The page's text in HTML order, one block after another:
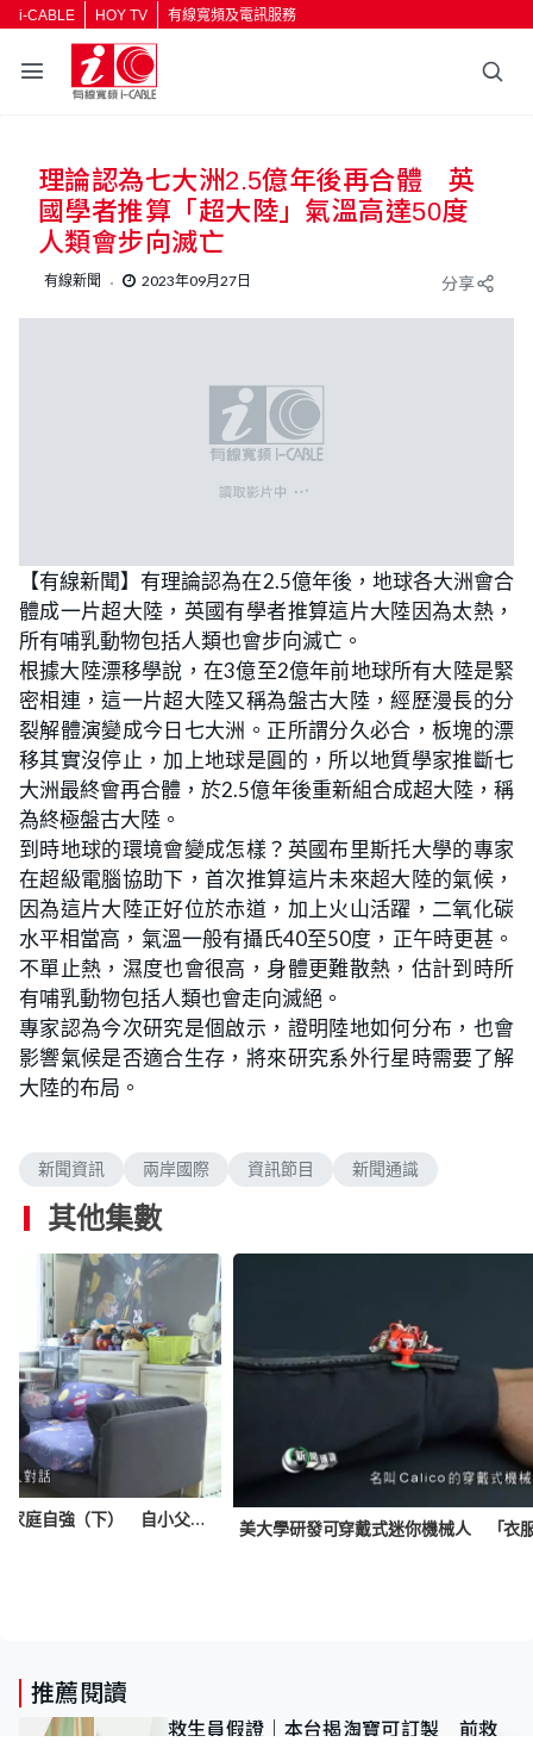
i-CABLE HOY TV 有線寬頻及電訊服務
返回
按輸入鍵開始搜尋
理論認為七大洲2.5億年後再合體 英
國學者推算「超大陸」氣溫高達50度
人類會步向滅亡
有線新聞 2023年09月27日 分享
【有線新聞】有理論認為在2.5億年後，地球各大洲會合
體成一片超大陸，英國有學者推算這片大陸因為太熱，
所有哺乳動物包括人類也會步向滅亡。
根據大陸漂移學說，在3億至2億年前地球所有大陸是緊
密相連，這一片超大陸又稱為盤古大陸，經歷漫長的分
裂解體演變成今日七大洲。正所謂分久必合，板塊的漂
移其實沒停止，加上地球是圓的，所以地質學家推斷七
大洲最終會再合體，於2.5億年後重新組合成超大陸，稱
為終極盤古大陸。
到時地球的環境會變成怎樣？英國布里斯托大學的專家
在超級電腦協助下，首次推算這片未來超大陸的氣候，
因為這片大陸正好位於赤道，加上火山活躍，二氧化碳
水平相當高，氣溫一般有攝氏40至50度，正午時更甚。
不單止熱，濕度也會很高，身體更難散熱，估計到時所
有哺乳動物包括人類也會走向滅絕。
專家認為今次研究是個啟示，證明陸地如何分布，也會
影響氣候是否適合生存，將來研究系外行星時需要了解
大陸的布局。
新聞資訊 兩岸國際 資訊節目 新聞通識
其他集數
香港賽馬會特約．小事大意義｜家庭自強（下） 自小父母離異 兒子發展遲緩 心靈雞湯正面氛圍成就積極人生
推薦閱讀
救生員假證｜本台揭淘寶可訂製 前救